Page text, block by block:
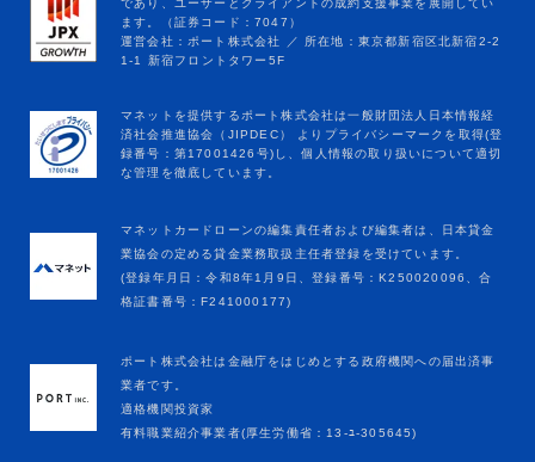
マネットカードローンの編集責任者および編集者は、日本貸金
業協会の定める貸金業務取扱主任者登録を受けています。
(登録年月日：令和8年1月9日、登録番号：K250020096、合
格証書番号：F241000177)
ポート株式会社は金融庁をはじめとする政府機関への届出済事
業者です。
適格機関投資家
有料職業紹介事業者(厚生労働省：13-ﾕ-305645)